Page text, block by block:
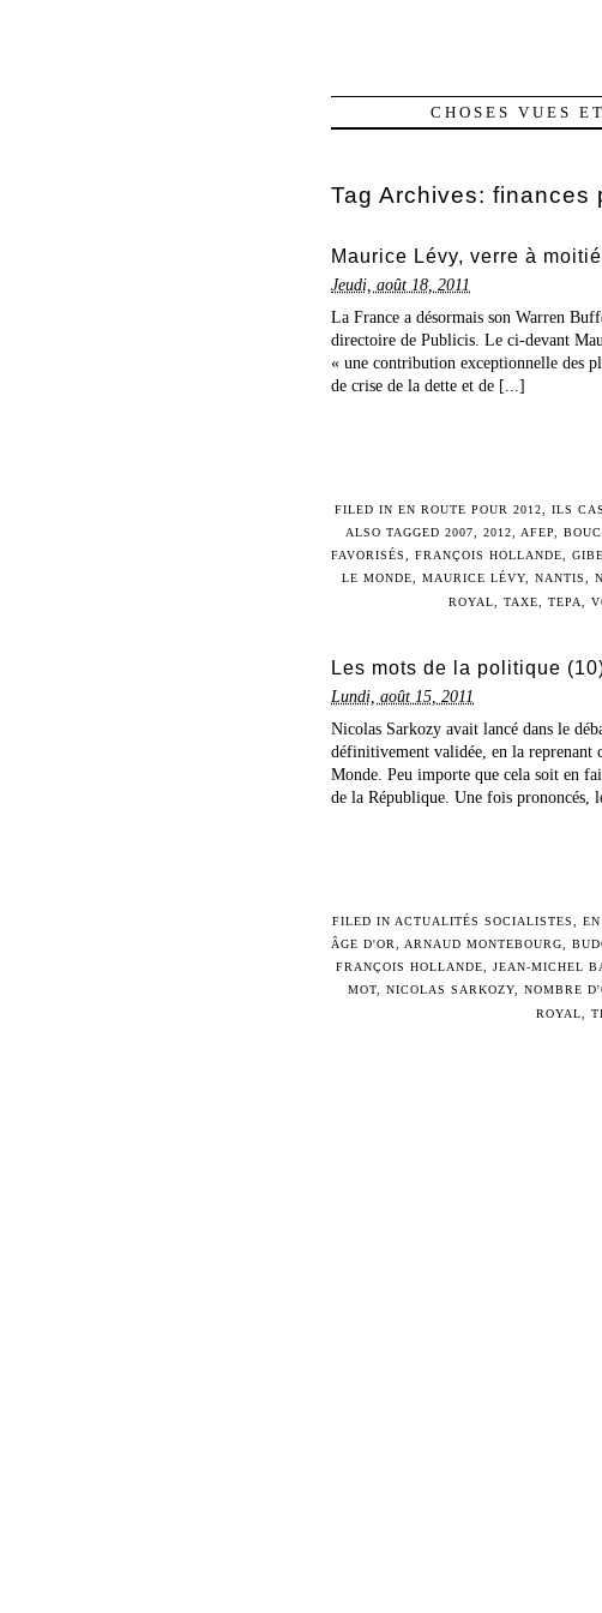
CHOSES VUES
Tag Archives: finances
Maurice Lévy, verre à
Jeudi, août 18, 2011
La France a désormais son Warren
directoire de Publicis. Le ci-devant
« une contribution exceptionnelle des
de crise de la dette et de [...]
FILED INEN ROUTE POUR 2012 ,ILS
ALSO TAGGED 2007 2012 AFEP
FAVORISÉS
FRANÇOIS HOLLANDE
LE MONDE
MAURICE LÉVY NANTIS
ROYAL
TAXE TEPA
Les mots de la politique
Lundi, août 15, 2011
Nicolas Sarkozy avait lancé dans le
définitivement validée, en la reprenant
Monde. Peu importe que cela soit en
de la République. Une fois prononcés,
FILED IN ACTUALITÉS SOCIALISTES ,
ÂGE D'OR
ARNAUD MONTEBOURG
FRANÇOIS HOLLANDE
JEAN-MICHEL
MOT
NICOLAS SARKOZY NOMBRE
ROYAL